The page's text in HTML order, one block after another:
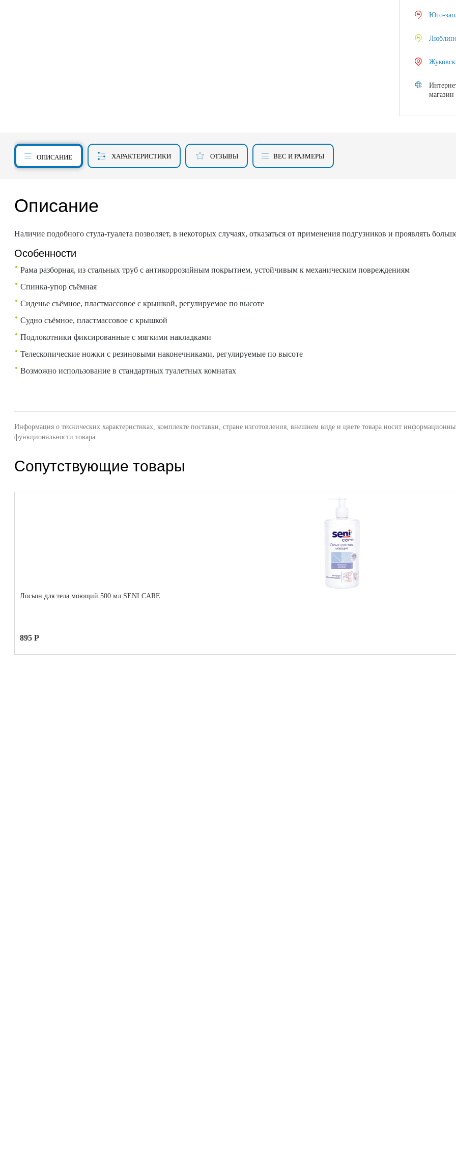
Юго-
магазин
ОПИСАНИЕ ХАРАКТЕРИСТИКИ ОТЗЫВЫ ВЕС И РАЗМЕРЫ
Описание
Наличие подобного стула-туалета позволяет, в некоторых случаях, отказаться от применения подгузников и проявлять
Особенности
Рама разборная, из стальных труб с антикоррозийным покрытием, устойчивым к механическим повреждениям
Спинка-упор съёмная
Сиденье съёмное, пластмассовое с крышкой, регулируемое по высоте
Судно съёмное, пластмассовое с крышкой
Подлокотники фиксированные с мягкими накладками
Телескопические ножки с резиновыми наконечниками, регулируемые по высоте
Возможно использование в стандартных туалетных комнатах
Информация о технических характеристиках, комплекте поставки, стране изготовления, внешнем виде и цвете товара носит
функциональности товара.
Сопутствующие товары
Лосьон для тела моющий 500 мл SENI CARE
895 Р